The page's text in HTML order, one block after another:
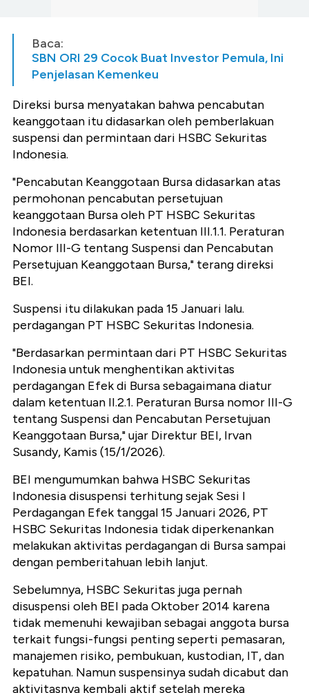
Baca:
SBN ORI 29 Cocok Buat Investor Pemula, Ini
Penjelasan Kemenkeu
Direksi bursa menyatakan bahwa pencabutan
keanggotaan itu didasarkan oleh pemberlakuan
suspensi dan permintaan dari HSBC Sekuritas
Indonesia.
"Pencabutan Keanggotaan Bursa didasarkan atas
permohonan pencabutan persetujuan
keanggotaan Bursa oleh PT HSBC Sekuritas
Indonesia berdasarkan ketentuan III.1.1. Peraturan
Nomor III-G tentang Suspensi dan Pencabutan
Persetujuan Keanggotaan Bursa," terang direksi
BEI.
Suspensi itu dilakukan pada 15 Januari lalu.
perdagangan PT HSBC Sekuritas Indonesia.
"Berdasarkan permintaan dari PT HSBC Sekuritas
Indonesia untuk menghentikan aktivitas
perdagangan Efek di Bursa sebagaimana diatur
dalam ketentuan II.2.1. Peraturan Bursa nomor III-G
tentang Suspensi dan Pencabutan Persetujuan
Keanggotaan Bursa," ujar Direktur BEI, Irvan
Susandy, Kamis (15/1/2026).
BEI mengumumkan bahwa HSBC Sekuritas
Indonesia disuspensi terhitung sejak Sesi I
Perdagangan Efek tanggal 15 Januari 2026, PT
HSBC Sekuritas Indonesia tidak diperkenankan
melakukan aktivitas perdagangan di Bursa sampai
dengan pemberitahuan lebih lanjut.
Sebelumnya, HSBC Sekuritas juga pernah
disuspensi oleh BEI pada Oktober 2014 karena
tidak memenuhi kewajiban sebagai anggota bursa
terkait fungsi-fungsi penting seperti pemasaran,
manajemen risiko, pembukuan, kustodian, IT, dan
kepatuhan. Namun suspensinya sudah dicabut dan
aktivitasnya kembali aktif setelah mereka